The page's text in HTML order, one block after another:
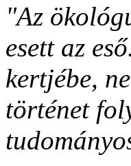
"Az
esett az
kertjébe,
történet